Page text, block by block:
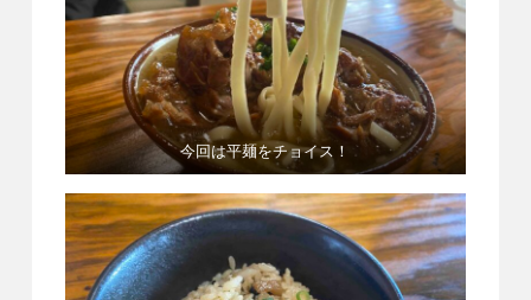
今回は平麺をチョイス！